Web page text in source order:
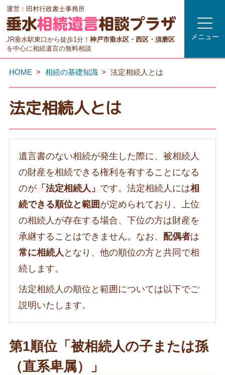
運営：田村行政書士事務所
JR垂水駅東口から徒歩1分！神戸市垂水区・西区・須磨区
を中心に相続遺言の無料相談
メニュー
HOME 相続の基礎知識 法定相続人とは
法定相続人とは
遺言書のない相続が発生した際に、被相続人
の財産を相続できる権利を有することになる
のが「法定相続人」 です。法定相続人には相
続できる順位と範囲 が定められており、上位
の相続人が存在する場合、下位の方は財産を
承継することはできません。なお、 配偶者は
常に相続人 となり、他の順位の方と共同で相
続します。
法定相続人の順位と範囲については以下でご
説明いたします。
第1順位「被相続人の子または孫
（直系卑属）」